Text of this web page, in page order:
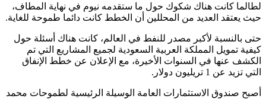
لطالما كانت هناك شكوك حول ما ستقدمه نيوم في نهاية المطاف،
حيث يعتقد العديد من المحللين أن الخطط كانت دائما طموحة للغاية.
حتى بالنسبة لأكبر مصدر للنفط في العالم، كانت هناك أسئلة حول
كيفية تمويل المملكة العربية السعودية لجميع المشاريع التي تم
الكشف عنها في السنوات الأخيرة، مع الإعلان عن خطط الإنفاق
التي تزيد عن 1 تريليون دولار.
أصبح صندوق الاستثمارات العامة الوسيلة الرئيسية لطموحات محمد